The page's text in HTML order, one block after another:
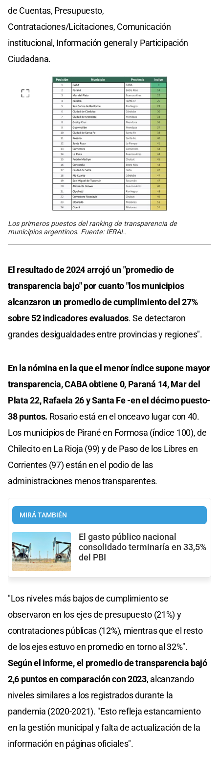
de Cuentas, Presupuesto,
Contrataciones/Licitaciones, Comunicación
institucional, Información general y Participación
Ciudadana.
Los primeros puestos del ranking de transparencia de
municipios argentinos. Fuente: IERAL.
El resultado de 2024 arrojó un "promedio de
transparencia bajo" por cuanto "los municipios
alcanzaron un promedio de cumplimiento del 27%
sobre 52 indicadores evaluados. Se detectaron
grandes desigualdades entre provincias y regiones".
En la nómina en la que el menor índice supone mayor
transparencia, CABA obtiene 0, Paraná 14, Mar del
Plata 22, Rafaela 26 y Santa Fe -en el décimo puesto-
38 puntos. Rosario está en el onceavo lugar con 40.
Los municipios de Pirané en Formosa (índice 100), de
Chilecito en La Rioja (99) y de Paso de los Libres en
Corrientes (97) están en el podio de las
administraciones menos transparentes.
MIRÁ TAMBIÉN
El gasto público nacional
consolidado terminaría en 33,5%
del PBI
"Los niveles más bajos de cumplimiento se
observaron en los ejes de presupuesto (21%) y
contrataciones públicas (12%), mientras que el resto
de los ejes estuvo en promedio en torno al 32%".
Según el informe, el promedio de transparencia bajó
2,6 puntos en comparación con 2023, alcanzando
niveles similares a los registrados durante la
pandemia (2020-2021). "Esto refleja estancamiento
en la gestión municipal y falta de actualización de la
información en páginas oficiales".